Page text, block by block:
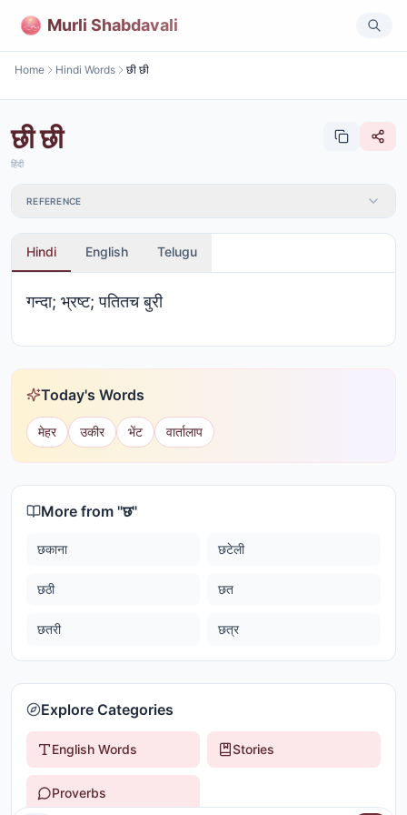
Murli Shabdavali
Home Hindi Words छी छी
छी छी
हिंदी
REFERENCE
Hindi English Telugu
गन्दा; भ्रष्ट; पतितच बुरी
Today's Words
मेहर उकीर भेंट वार्तालाप
More from "छ"
छकाना छटेली
छठी छत
छतरी छत्र
Explore Categories
English Words Stories
Proverbs